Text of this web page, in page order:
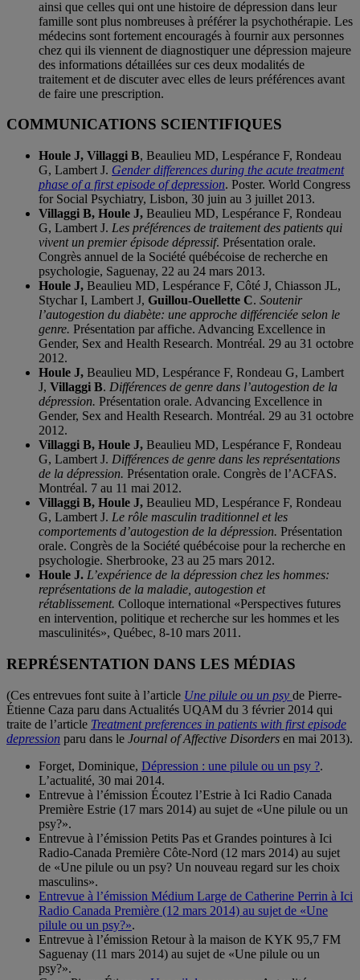
ainsi que celles qui ont une histoire de dépression dans leur
famille sont plus nombreuses à préférer la psychothérapie. Les
médecins sont fortement encouragés à fournir aux personnes
chez qui ils viennent de diagnostiquer une dépression majeure
des informations détaillées sur ces deux modalités de
traitement et de discuter avec elles de leurs préférences avant
de faire une prescription.
COMMUNICATIONS SCIENTIFIQUES
Houle J, Villaggi B, Beaulieu MD, Lespérance F, Rondeau
G, Lambert J. Gender differences during the acute treatment
phase of a first episode of depression. Poster. World Congress
for Social Psychiatry, Lisbon, 30 juin au 3 juillet 2013.
Villaggi B, Houle J, Beaulieu MD, Lespérance F, Rondeau
G, Lambert J. Les préférences de traitement des patients qui
vivent un premier épisode dépressif. Présentation orale.
Congrès annuel de la Société québécoise de recherche en
psychologie, Saguenay, 22 au 24 mars 2013.
Houle J, Beaulieu MD, Lespérance F, Côté J, Chiasson JL,
Stychar I, Lambert J, Guillou-Ouellette C. Soutenir
l’autogestion du diabète: une approche différenciée selon le
genre. Présentation par affiche. Advancing Excellence in
Gender, Sex and Health Research. Montréal. 29 au 31 octobre
2012.
Houle J, Beaulieu MD, Lespérance F, Rondeau G, Lambert
J, Villaggi B. Différences de genre dans l’autogestion de la
dépression. Présentation orale. Advancing Excellence in
Gender, Sex and Health Research. Montréal. 29 au 31 octobre
2012.
Villaggi B, Houle J, Beaulieu MD, Lespérance F, Rondeau
G, Lambert J. Différences de genre dans les représentations
de la dépression. Présentation orale. Congrès de l’ACFAS.
Montréal. 7 au 11 mai 2012.
Villaggi B, Houle J, Beaulieu MD, Lespérance F, Rondeau
G, Lambert J. Le rôle masculin traditionnel et les
comportements d’autogestion de la dépression. Présentation
orale. Congrès de la Société québécoise pour la recherche en
psychologie. Sherbrooke, 23 au 25 mars 2012.
Houle J. L’expérience de la dépression chez les hommes:
représentations de la maladie, autogestion et
rétablissement. Colloque international «Perspectives futures
en intervention, politique et recherche sur les hommes et les
masculinités», Québec, 8-10 mars 2011.
REPRÉSENTATION DANS LES MÉDIAS
(Ces entrevues font suite à l’article Une pilule ou un psy de Pierre-
Étienne Caza paru dans Actualités UQAM du 3 février 2014 qui
traite de l’article Treatment preferences in patients with first episode
depression paru dans le Journal of Affective Disorders en mai 2013).
Forget, Dominique, Dépression : une pilule ou un psy ?.
L’actualité, 30 mai 2014.
Entrevue à l’émission Écoutez l’Estrie à Ici Radio Canada
Première Estrie (17 mars 2014) au sujet de «Une pilule ou un
psy?».
Entrevue à l’émission Petits Pas et Grandes pointures à Ici
Radio-Canada Première Côte-Nord (12 mars 2014) au sujet
de «Une pilule ou un psy? Un nouveau regard sur les choix
masculins».
Entrevue à l’émission Médium Large de Catherine Perrin à Ici
Radio Canada Première (12 mars 2014) au sujet de «Une
pilule ou un psy?».
Entrevue à l’émission Retour à la maison de KYK 95,7 FM
Saguenay (11 mars 2014) au sujet de «Une pilule ou un
psy?».